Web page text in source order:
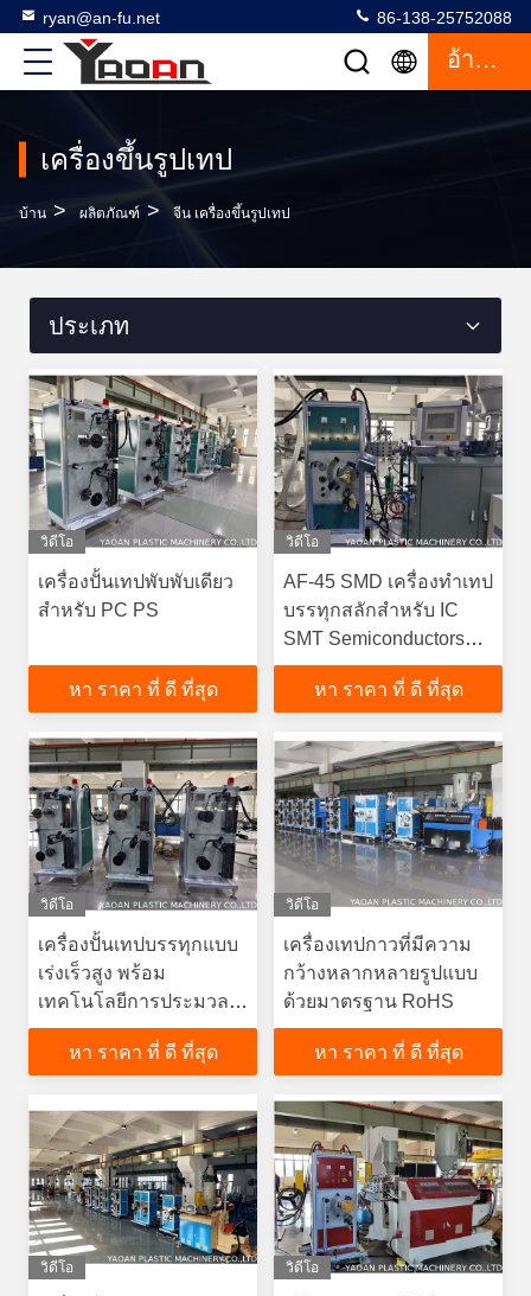
ryan@an-fu.net 86-138-25752088
อ้างอิง
เครื่องขึ้นรูปเทป
บ้าน > ผลิตภัณฑ์ > จีน เครื่องขึ้นรูปเทป
ประเภท
วิดีโอ
เครื่องปั้นเทปพับพับเดียว
สําหรับ PC PS
หา ราคา ที่ ดี ที่สุด
วิดีโอ
AF-45 SMD เครื่องทําเทป
บรรทุกสลักสําหรับ IC
SMT Semiconductors
และกระจกคริสตัล
หา ราคา ที่ ดี ที่สุด
วิดีโอ
เครื่องปั้นเทปบรรทุกแบบ
เร่งเร็วสูง พร้อม
เทคโนโลยีการประมวล
ผลที่ทันสมัย
หา ราคา ที่ ดี ที่สุด
วิดีโอ
เครื่องเทปกาวที่มีความ
กว้างหลากหลายรูปแบบ
ด้วยมาตรฐาน RoHS
หา ราคา ที่ ดี ที่สุด
วิดีโอ วิดีโอ